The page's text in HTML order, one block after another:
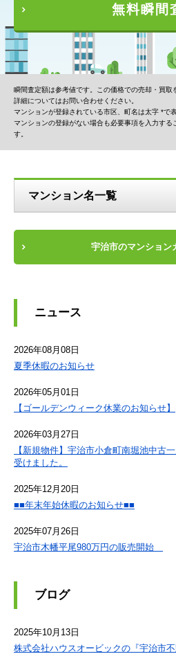
無料瞬間
瞬間査定額は参考値です。この価格での売却・買取
詳細についてはお問い合わせください。
マンションが登録されている市区、町名は太字 *で
マンションの登録がない場合も必要事項を入力する
す。
マンション名一覧
宇治市のマンション
ニュース
2026年08月08日
夏季休暇のお知らせ
2026年05月01日
【ゴールデンウィーク休業のお知らせ】
2026年03月27日
【新規物件】宇治市小倉町南堀池中古
受けました。
2025年12月20日
■■年末年始休暇のお知らせ■■
2025年07月26日
宇治市木幡平尾980万円の販売開始
ブログ
2025年10月13日
株式会社ハウスオービックの『宇治市